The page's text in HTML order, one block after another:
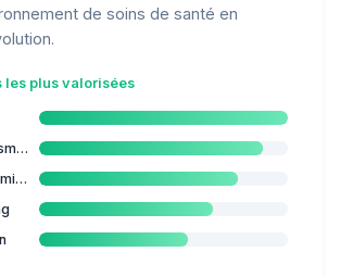
de soins de santé en
les plus valorisées
Clinical Assessment
Medication Administration